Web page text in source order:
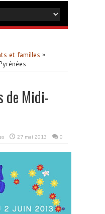
et familles »
de Midi-
27 mai 2013 0